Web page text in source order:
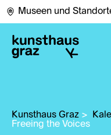
Museen und
Kunsthaus Graz >
Freeing the Voices